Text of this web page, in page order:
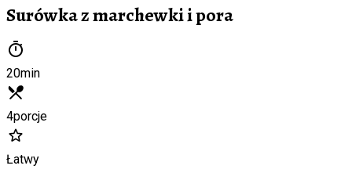
Surówka z marchewki i pora
20min
4porcje
Łatwy